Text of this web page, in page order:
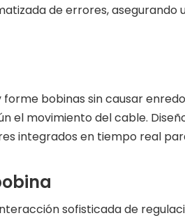
de errores, asegurando
bobinas sin causar
el movimiento del cable.
integrados en tiempo real
sofisticada de